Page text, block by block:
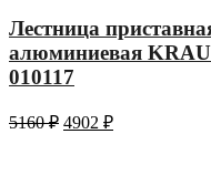
Лестница
алюминиевая
010117
5160₽ 4902 ₽